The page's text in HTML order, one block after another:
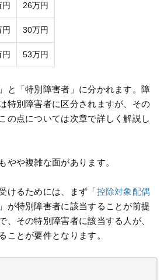
円 26万円
円 30万円
円 53万円
と「特別障害者」に分かれます。障
特別障害者に区分されますが、その
の点については次章で詳しく解説し
やや複雑な面があります。
けるためには、まず「控除対象配偶
」が特別障害者に該当することが前提
、その特別障害者に該当する人が、
ことが要件となります。